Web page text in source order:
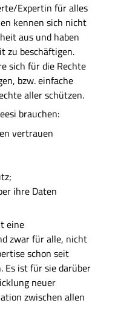
Expertin für alles
kennen sich nicht
aus und haben
zu beschäftigen.
sich für die Rechte
bzw. einfache
aller schützen.
brauchen:
vertrauen
ihre Daten
eine
zwar für alle, nicht
schon seit
Es ist für sie darüber
neuer
zwischen allen